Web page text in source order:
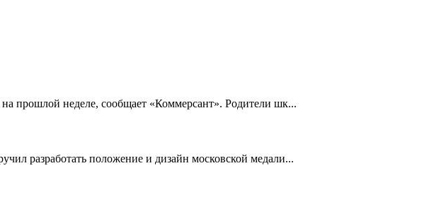
прошлой неделе, сообщает «Коммерсант». Родители шк...
разработать положение и дизайн московской медали...